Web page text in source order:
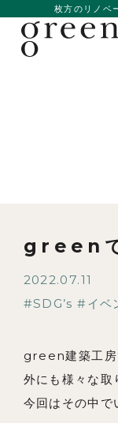
枚方のリノベ
greenで
2022.07.11
SDG’s
イベ
green建築工房
外にも様々な取
今回はその中で